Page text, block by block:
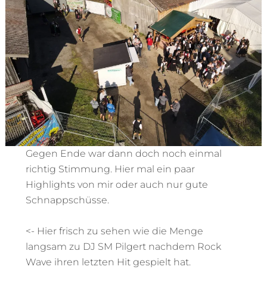
Gegen Ende war dann doch noch einmal
richtig Stimmung. Hier mal ein paar
Highlights von mir oder auch nur gute
Schnappschüsse.
<- Hier frisch zu sehen wie die Menge
langsam zu DJ SM Pilgert nachdem Rock
Wave ihren letzten Hit gespielt hat.